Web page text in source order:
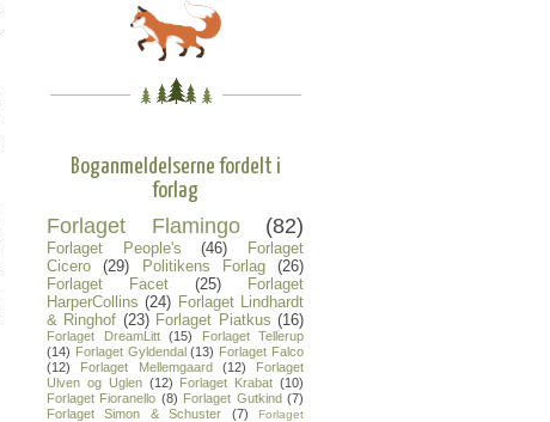
Boganmeldelserne fordelt i
forlag
Forlaget Flamingo (82)
Forlaget People's (46)
Forlaget
Cicero
(29) Politikens Forlag
(26)
Forlaget Facet
(25)
Forlaget
HarperCollins (24) Forlaget Lindhardt
& Ringhof (23) Forlaget Piatkus (16)
Forlaget DreamLitt (15)
Forlaget Tellerup
(14) Forlaget Gyldendal (13) Forlaget Falco
(12)
Forlaget Mellemgaard (12)
Forlaget
Ulven og Uglen (12) Forlaget Krabat (10)
Forlaget Fioranello (8) Forlaget Gutkind (7)
Forlaget Simon & Schuster
(7)
Forlaget